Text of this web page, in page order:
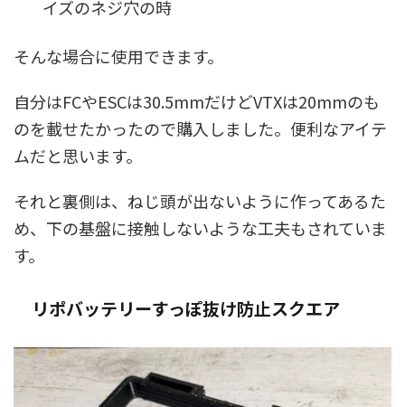
イズのネジ穴の時
そんな場合に使用できます。
自分はFCやESCは30.5mmだけどVTXは20mmのも
のを載せたかったので購入しました。便利なアイテ
ムだと思います。
それと裏側は、ねじ頭が出ないように作ってあるた
め、下の基盤に接触しないような工夫もされていま
す。
リポバッテリーすっぽ抜け防止スクエア